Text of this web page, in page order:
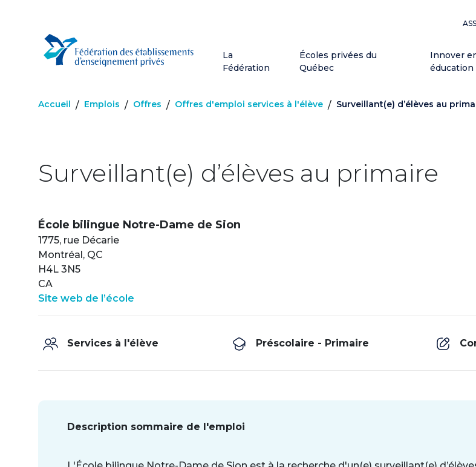
La
Fédération
Écoles privées du
Québec
Innover
éducation
Accueil / Emplois / Offres / Offres d'emploi services à l'élève / Surveillant(e) d’élèves au
Surveillant(e) d’élèves au primaire
École bilingue Notre-Dame de Sion
1775, rue Décarie
Montréal, QC
H4L 3N5
CA
Site web de l’école
Services à l'élève Préscolaire - Primaire
Description sommaire de l'emploi